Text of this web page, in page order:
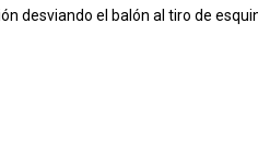
desviando el balón al tiro de